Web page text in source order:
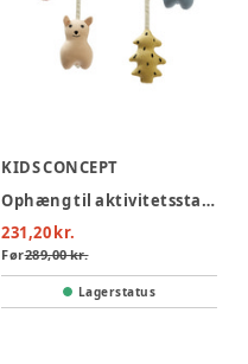
KIDS CONCEPT
Ophæng til aktivitetsstativ skovdyr
231,20 kr.
Før289,00 kr.
Lagerstatus